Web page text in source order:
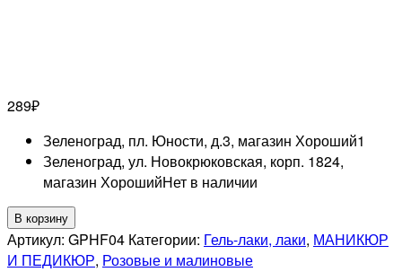
289₽
Зеленоград, пл. Юности, д.3, магазин Хороший1
Зеленоград, ул. Новокрюковская, корп. 1824,
магазин ХорошийНет в наличии
Количество
товара
GRATTOL
В корзину
Артикул: GPHF04 Категории: Гель-лаки, лаки, МАНИКЮР
И ПЕДИКЮР, Розовые и малиновые